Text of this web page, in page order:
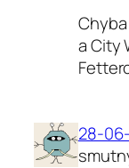
a City
28-